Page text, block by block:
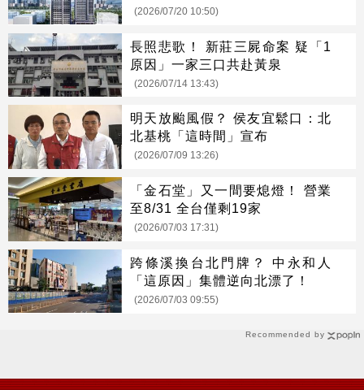
Recommended by
(2026/07/20 10:50)
長照悲歌！ 新莊三屍命案 疑「1
原因」一家三口共赴黃泉
(2026/07/14 13:43)
明天放颱風假？ 侯友宜鬆口：北
北基桃「這時間」宣布
(2026/07/09 13:26)
「金石堂」又一間要熄燈！ 營業
至8/31 全台僅剩19家
(2026/07/03 17:31)
跨條溪換台北門牌？ 中永和人
「這原因」集體逆向北漂了！
(2026/07/03 09:55)